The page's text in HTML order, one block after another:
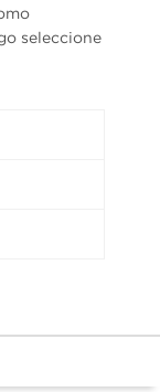
seleccione